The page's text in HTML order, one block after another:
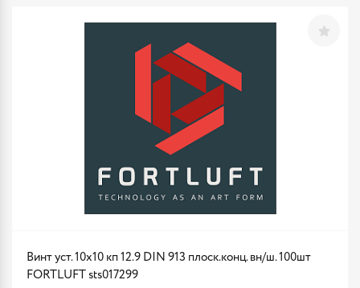
Винт уст. 10х10 кп 12.9 DIN 913 плоск.конц. вн/ш. 100шт
FORTLUFT sts017299